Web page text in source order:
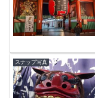
スナップ写真